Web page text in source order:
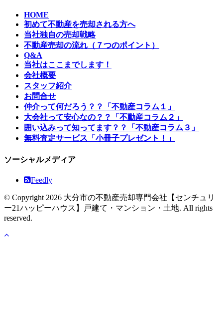
HOME
初めて不動産を売却される方へ
当社独自の売却戦略
不動産売却の流れ（７つのポイント）
Q&A
当社はここまでします！
会社概要
スタッフ紹介
お問合せ
仲介って何だろう？？「不動産コラム１」
大会社って安心なの？？「不動産コラム２」
囲い込みって知ってます？？「不動産コラム３」
無料査定サービス「小冊子プレゼント！」
ソーシャルメディア
Feedly
© Copyright 2026 大分市の不動産売却専門会社【センチュリ
ー21ハッピーハウス】戸建て・マンション・土地. All rights
reserved.